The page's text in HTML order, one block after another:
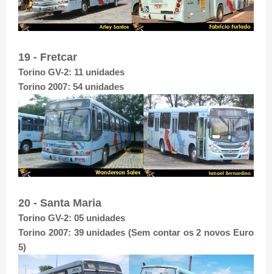
19 - Fretcar
Torino GV-2: 11 unidades
Torino 2007: 54 unidades
20 - Santa Maria
Torino GV-2: 05 unidades
Torino 2007: 39 unidades (Sem contar os 2 novos Euro
5)